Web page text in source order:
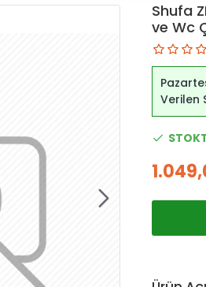
Shufa
ve Wc
Verilen